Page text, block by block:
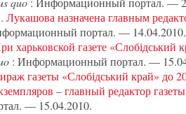
Лукашова назначена главным
портал. — 14.04.2010.
харьковской газете «Слобідський
: Информационный портал. —
газеты «Слобідський край» до
– главный редактор газеты
— 15.04.2010.